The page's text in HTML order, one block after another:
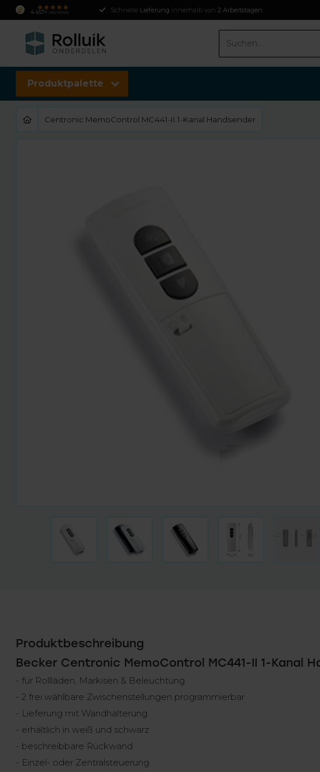
4.457+ reviews Schnelle Lieferung innerhalb von 2 Arbeitstagen
Produktpalette
Centronic MemoControl MC441-II 1-Kanal Handsender
Produktbeschreibung
Becker Centronic MemoControl MC441-II 1-Kanal
- für Rollläden, Markisen & Beleuchtung
- 2 frei wählbare Zwischenstellungen programmierbar
- Lieferung mit Wandhalterung
- erhältlich in weiß und schwarz
- beschreibbare Rückwand
- Einzel- oder Zentralsteuerung